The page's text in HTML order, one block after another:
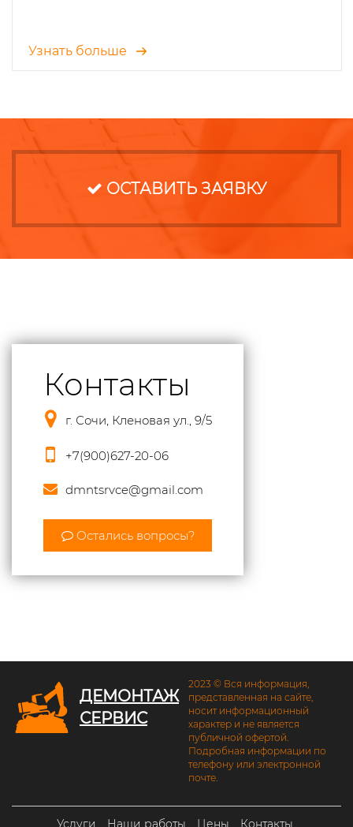
Узнать больше
ОСТАВИТЬ ЗАЯВКУ
Контакты
г. Сочи, Кленовая ул., 9/5
+7(900)627-20-06
dmntsrvce@gmail.com
Остались вопросы?
ДЕМОНТАЖ
СЕРВИС
2023 © Вся информация,
представленная на сайте,
носит информационный
характер и не является
публичной офертой.
Подробная информации по
телефону или электронной
почте.
Услуги Наши работы Цены Контакты